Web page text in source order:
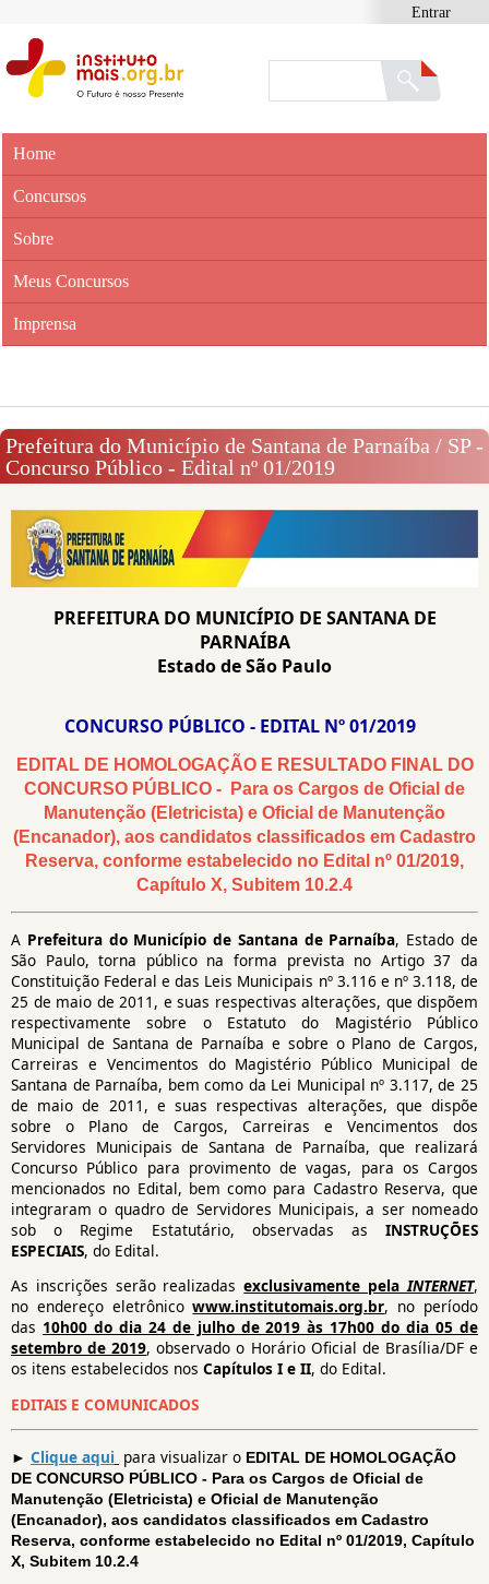
Entrar
Home
Concursos
Sobre
Meus Concursos
Imprensa
Prefeitura do Município de Santana de Parnaíba / SP -
Concurso Público - Edital nº 01/2019
PREFEITURA DO MUNICÍPIO DE SANTANA DE
PARNAÍBA
Estado de São Paulo
CONCURSO PÚBLICO - EDITAL Nº 01/2019
EDITAL DE HOMOLOGAÇÃO E RESULTADO FINAL DO
CONCURSO PÚBLICO - Para os Cargos de Oficial de
Manutenção (Eletricista) e Oficial de Manutenção
(Encanador), aos candidatos classificados em Cadastro
Reserva, conforme estabelecido no Edital nº 01/2019,
Capítulo X, Subitem 10.2.4
A Prefeitura do Município de Santana de Parnaíba, Estado de
São Paulo, torna público na forma prevista no Artigo 37 da
Constituição Federal e das Leis Municipais nº 3.116 e nº 3.118, de
25 de maio de 2011, e suas respectivas alterações, que dispõem
respectivamente sobre o Estatuto do Magistério Público
Municipal de Santana de Parnaíba e sobre o Plano de Cargos,
Carreiras e Vencimentos do Magistério Público Municipal de
Santana de Parnaíba, bem como da Lei Municipal nº 3.117, de 25
de maio de 2011, e suas respectivas alterações, que dispõe
sobre o Plano de Cargos, Carreiras e Vencimentos dos
Servidores Municipais de Santana de Parnaíba, que realizará
Concurso Público para provimento de vagas, para os Cargos
mencionados no Edital, bem como para Cadastro Reserva, que
integraram o quadro de Servidores Municipais, a ser nomeado
sob o Regime Estatutário, observadas as INSTRUÇÕES
ESPECIAIS, do Edital.
As inscrições serão realizadasexclusivamente pelaINTERNET,
no endereço eletrônicowww.institutomais.org.br, no período
das 10h00 do dia 24 de julho de 2019 às 17h00 do dia 05 de
setembro de 2019, observado o Horário Oficial de Brasília/DF e
os itens estabelecidos nos Capítulos I e II, do Edital.
EDITAIS E COMUNICADOS
► Clique aqui para visualizar o EDITAL DE HOMOLOGAÇÃO
DE CONCURSO PÚBLICO - Para os Cargos de Oficial de
Manutenção (Eletricista) e Oficial de Manutenção
(Encanador), aos candidatos classificados em Cadastro
Reserva, conforme estabelecido no Edital nº 01/2019, Capítulo
X, Subitem 10.2.4